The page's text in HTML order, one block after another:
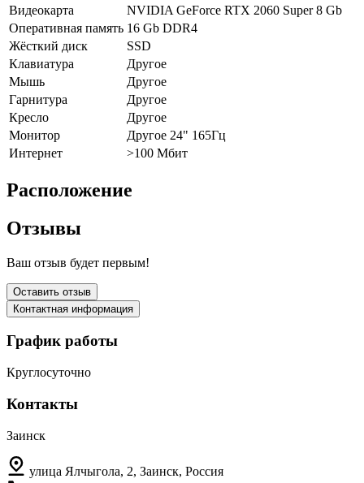
Видеокарта
NVIDIA GeForce RTX 2060 Super 8 Gb
Оперативная память 16 Gb DDR4
Жёсткий диск
SSD
Клавиатура
Другое
Мышь
Другое
Гарнитура
Другое
Кресло
Другое
Монитор
Другое 24" 165Гц
Интернет
>100 Мбит
Расположение
Отзывы
Ваш отзыв будет первым!
Оставить отзыв
Контактная информация
График работы
Круглосуточно
Контакты
Заинск
улица Ялчыгола, 2, Заинск, Россия